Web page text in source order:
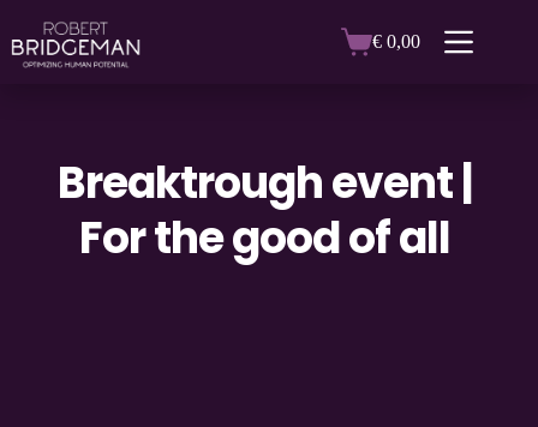
de
inhoud
Winkelwagen
€ 0,00
Breaktrough event |
For the good of all